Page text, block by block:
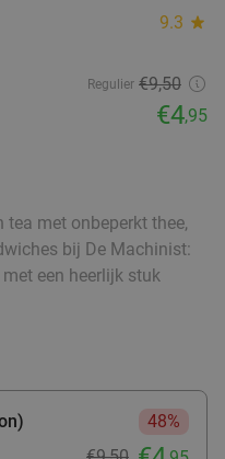
9.0star
directions_car
bij Curry's
9.6star
2 min.
Regulier €26,25
9.3 star
Regulier €9,50
€4,95
tea met onbeperkt thee,
bij De Machinist:
een heerlijk stuk
48%